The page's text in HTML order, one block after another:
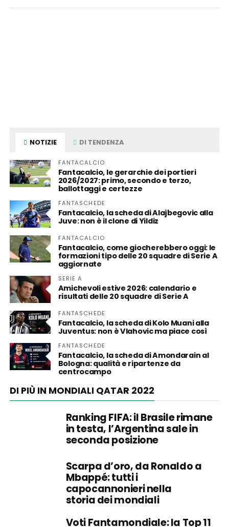
NOTIZIE DI TENDENZA
FANTACALCIO
Fantacalcio, le gerarchie dei portieri
2026/2027: primo, secondo e terzo,
ballottaggi e certezze
FANTASCHEDE
Fantacalcio, la scheda di Alajbegovic alla
Juve: non è il clone di Yildiz
FANTACALCIO
Fantacalcio, come giocherebbero oggi: le
formazioni tipo delle 20 squadre di Serie A
aggiornate
SERIE A
Amichevoli estive 2026: calendario e
risultati delle 20 squadre di Serie A
FANTASCHEDE
Fantacalcio, la scheda di Kolo Muani alla
Juventus: non è Vlahovic ma piace così
FANTASCHEDE
Fantacalcio, la scheda di Amondarain al
Bologna: qualità e ripartenze da
centrocampo
DI PIÙ IN MONDIALI QATAR 2022
Ranking FIFA: il Brasile rimane
in testa, l’Argentina sale in
seconda posizione
Scarpa d’oro, da Ronaldo a
Mbappé: tutti i
capocannonieri nella
storia dei mondiali
Voti Fantamondiale: la Top 11